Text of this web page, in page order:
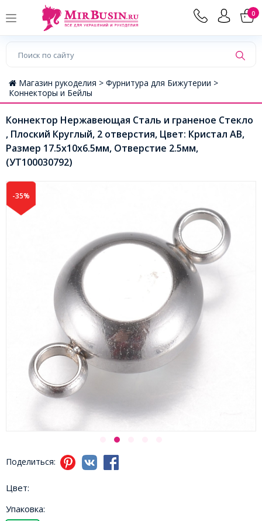
0
Магазин рукоделия > Фурнитура для Бижутерии >
Коннекторы и Бейлы
Коннектор Нержавеющая Сталь и граненое Стекло
, Плоский Круглый, 2 отверстия, Цвет: Кристал АВ,
Размер 17.5х10х6.5мм, Отверстие 2.5мм,
(УТ100030792)
-35%
Поделиться:
Цвет:
Упаковка: